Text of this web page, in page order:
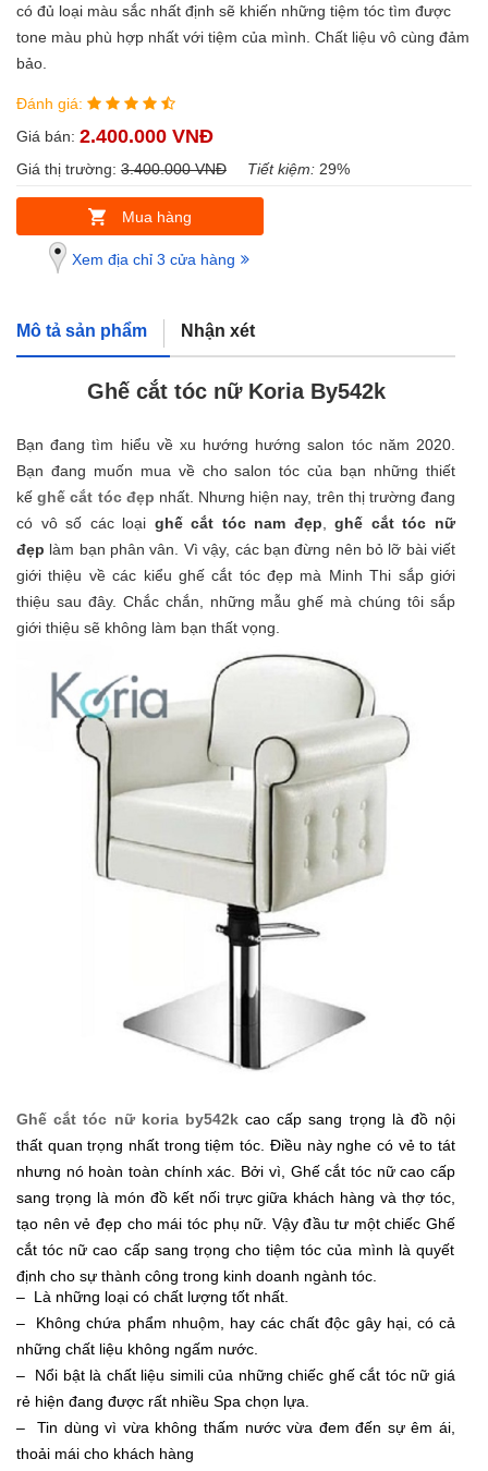
có đủ loại màu sắc nhất định sẽ khiến những tiệm tóc tìm được
tone màu phù hợp nhất với tiệm của mình. Chất liệu vô cùng đảm
bảo.
Đánh giá:
Giá bán: 2.400.000 VNĐ
Giá thị trường: 3.400.000 VNĐ Tiết kiệm: 29%
Mua hàng
Xem địa chỉ 3 cửa hàng
Mô tả sản phẩm Nhận xét
Ghế cắt tóc nữ Koria By542k
Bạn đang tìm hiểu về xu hướng hướng salon tóc năm 2020.
Bạn đang muốn mua về cho salon tóc của bạn những thiết
kếghế cắt tóc đẹp nhất. Nhưng hiện nay, trên thị trường đang
có vô số các loại ghế cắt tóc nam đẹp ,ghế cắt tóc nữ
đẹp làm bạn phân vân. Vì vậy, các bạn đừng nên bỏ lỡ bài viết
giới thiệu về các kiểu ghế cắt tóc đẹp mà Minh Thi sắp giới
thiệu sau đây. Chắc chắn, những mẫu ghế mà chúng tôi sắp
giới thiệu sẽ không làm bạn thất vọng.
Ghế cắt tóc nữ koria by542kcao cấp sang trọng là đồnội
thất quan trọng nhất trong tiệm tóc. Điều này nghe có vẻto tát
nhưng nó hoàn toàn chính xác. Bởi vì, Ghếcắt tóc nữcao cấp
sang trọng là món đồkết nối trực giữa khách hàng và thợ tóc,
tạo nên vẻ đẹp cho mái tóc phụ nữ . Vậy đầu tư một chiếc Ghế
cắt tóc nữ cao cấp sang trọng cho tiệm tóc của mình là quyết
định cho sự thành công trong kinh doanh ngành tóc.
– Là những loại có chất lượng tốt nhất.
– Không chứa phẩm nhuộm, hay các chất độc gây hại, có cả
những chất liệu không ngấm nước.
– Nổi bật là chất liệu simili của những chiếc ghế cắt tóc nữ giá
rẻ hiện đang được rất nhiều Spa chọn lựa.
– Tin dùng vì vừa không thấm nước vừa đem đến sự êm ái,
thoải mái cho khách hàng